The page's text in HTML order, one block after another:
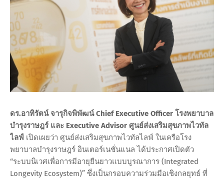
ดร.อาทิรัตน์ จารุกิจพิพัฒน์ Chief Executive Officer โรงพยาบาล
บำรุงราษฎร์ และ Executive Advisor ศูนย์ส่งเสริมสุขภาพไวทัล
ไลฟ์ เปิดเผยว่า ศูนย์ส่งเสริมสุขภาพไวทัลไลฟ์ ในเครือโรง
พยาบาลบำรุงราษฎร์ อินเตอร์เนชั่นแนล ได้ประกาศเปิดตัว
“ระบบนิเวศเพื่อการมีอายุยืนยาวแบบบูรณาการ (Integrated
Longevity Ecosystem)” ซึ่งเป็นกรอบความร่วมมือเชิงกลยุทธ์ ที่